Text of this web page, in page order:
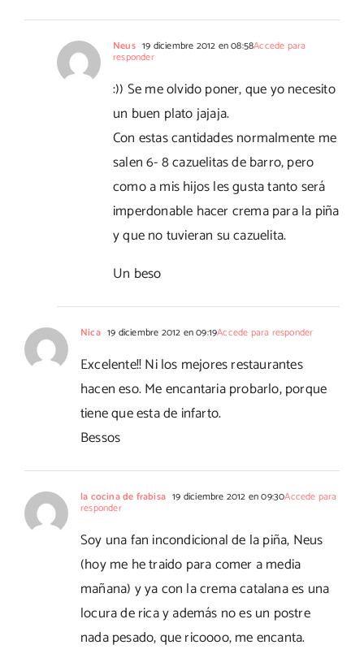
Neus 19 diciembre 2012 en 08:58Accede para
responder
:)) Se me olvido poner, que yo necesito
un buen plato jajaja.
Con estas cantidades normalmente me
salen 6- 8 cazuelitas de barro, pero
como a mis hijos les gusta tanto será
imperdonable hacer crema para la piña
y que no tuvieran su cazuelita.
Un beso
Nica 19 diciembre 2012 en 09:19Accede para responder
Excelente!! Ni los mejores restaurantes
hacen eso. Me encantaria probarlo, porque
tiene que esta de infarto.
Bessos
la cocina de frabisa 19 diciembre 2012 en 09:30Accede para
responder
Soy una fan incondicional de la piña, Neus
(hoy me he traido para comer a media
mañana) y ya con la crema catalana es una
locura de rica y además no es un postre
nada pesado, que ricoooo, me encanta.